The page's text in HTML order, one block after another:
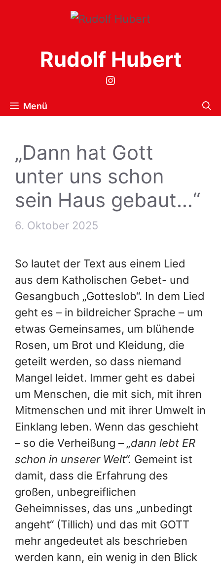
Rudolf Hubert
Instagram
Menü
„Dann hat Gott
unter uns schon
sein Haus gebaut…“
6. Oktober 2025
So lautet der Text aus einem Lied
aus dem Katholischen Gebet- und
Gesangbuch „Gotteslob“. In dem Lied
geht es – in bildreicher Sprache – um
etwas Gemeinsames, um blühende
Rosen, um Brot und Kleidung, die
geteilt werden, so dass niemand
Mangel leidet. Immer geht es dabei
um Menschen, die mit sich, mit ihren
Mitmenschen und mit ihrer Umwelt in
Einklang leben. Wenn das geschieht
– so die Verheißung – „dann lebt ER
schon in unserer Welt“. Gemeint ist
damit, dass die Erfahrung des
großen, unbegreiflichen
Geheimnisses, das uns „unbedingt
angeht“ (Tillich) und das mit GOTT
mehr angedeutet als beschrieben
werden kann, ein wenig in den Blick